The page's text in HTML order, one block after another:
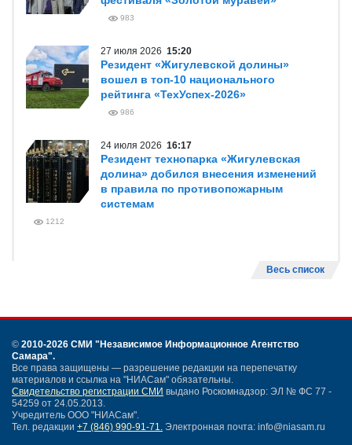
983
27 июля 2026 15:20
Резидент «Жигулевской долины»
вошел в топ-10 национального
рейтинга «ТехУспех-2026»
986
24 июля 2026 16:17
Резидент технопарка «Жигулевская
долина» добился внесения изменений
в правила по противопожарным
системам
1212
Весь список
© 2010-2026 СМИ "Независимое Информационное Агентство
Самара".
Все права защищены — разрешение редакции на перепечатку
материалов и ссылка на "НИАСам" обязательны.
Свидетельство регистрации СМИ выдано Роскомнадзор: ЭЛ № ФС 77 -
54259 от 24.05.2013.
Учредитель ООО "НИАСам".
Тел. редакции +7 (846) 990-91-71. Электронная почта: info@niasam.ru